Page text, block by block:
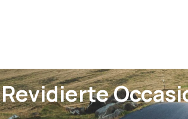
Revidierte